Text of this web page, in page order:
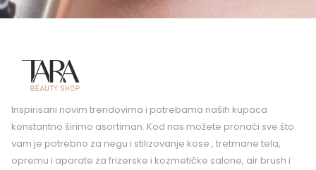
Inspirisani novim trendovima i potrebama naših kupaca
konstantno širimo asortiman. Kod nas možete pronaći sve što
vam je potrebno za negu i stilizovanje kose , tretmane tela,
opremu i aparate za frizerske i kozmetičke salone, air brush i